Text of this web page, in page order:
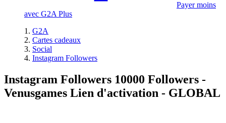
Payer moins
avec G2A Plus
G2A
Cartes cadeaux
Social
Instagram Followers
Instagram Followers 10000 Followers -
Venusgames Lien d'activation - GLOBAL